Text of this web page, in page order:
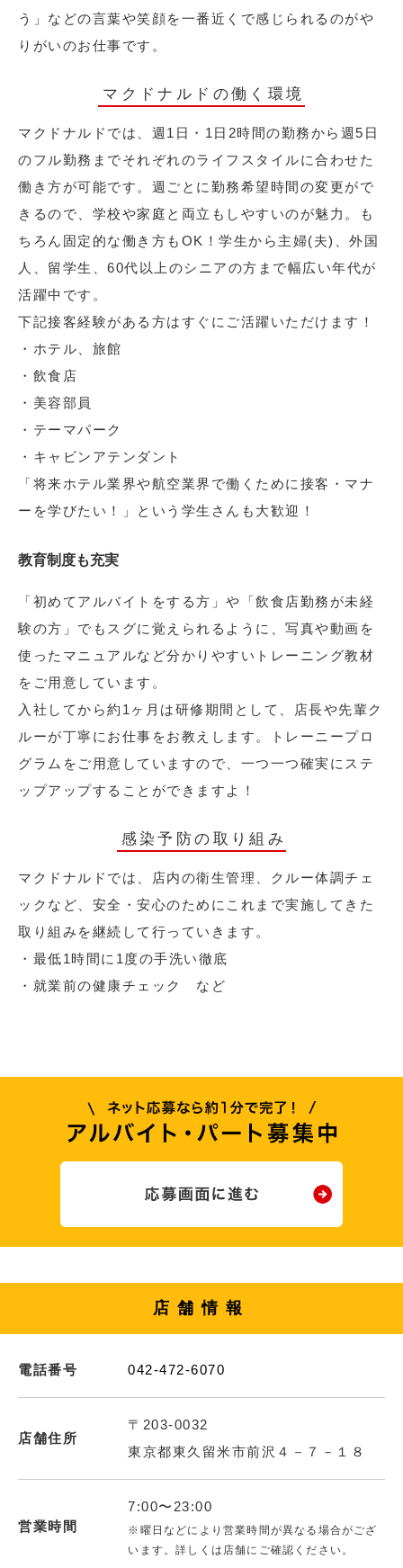
う」などの言葉や笑顔を一番近くで感じられるのがや
りがいのお仕事です。
マクドナルドの働く環境
マクドナルドでは、週1日・1日2時間の勤務から週5日
のフル勤務までそれぞれのライフスタイルに合わせた
働き方が可能です。週ごとに勤務希望時間の変更がで
きるので、学校や家庭と両立もしやすいのが魅力。も
ちろん固定的な働き方もOK！学生から主婦(夫)、外国
人、留学生、60代以上のシニアの方まで幅広い年代が
活躍中です。
下記接客経験がある方はすぐにご活躍いただけます！
・ホテル、旅館
・飲食店
・美容部員
・テーマパーク
・キャビンアテンダント
「将来ホテル業界や航空業界で働くために接客・マナ
ーを学びたい！」という学生さんも大歓迎！
教育制度も充実
「初めてアルバイトをする方」や「飲食店勤務が未経
験の方」でもスグに覚えられるように、写真や動画を
使ったマニュアルなど分かりやすいトレーニング教材
をご用意しています。
入社してから約1ヶ月は研修期間として、店長や先輩ク
ルーが丁寧にお仕事をお教えします。トレーニープロ
グラムをご用意していますので、一つ一つ確実にステ
ップアップすることができますよ！
感染予防の取り組み
マクドナルドでは、店内の衛生管理、クルー体調チェ
ックなど、安全・安心のためにこれまで実施してきた
取り組みを継続して行っていきます。
・最低1時間に1度の手洗い徹底
・就業前の健康チェック など
店舗情報
電話番号 042-472-6070
店舗住所
〒203-0032
東京都東久留米市前沢４－７－１８
営業時間
7:00〜23:00
※曜日などにより営業時間が異なる場合がござ
います。詳しくは店舗にご確認ください。